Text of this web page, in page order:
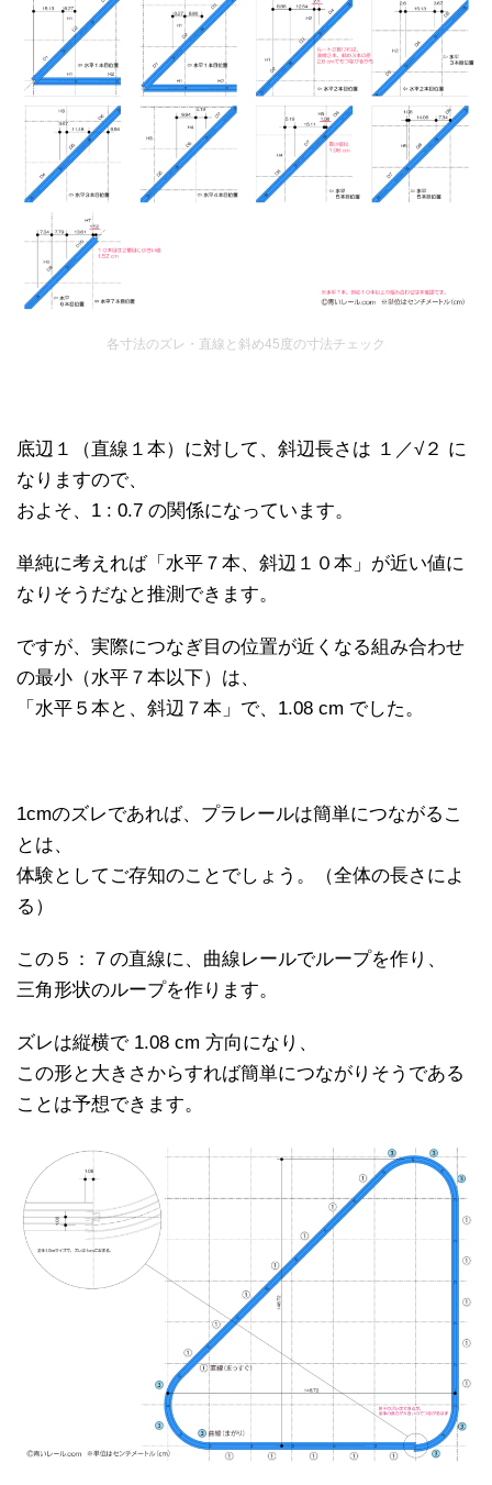
各寸法のズレ・直線と斜め45度の寸法チェック
底辺１（直線１本）に対して、斜辺長さは １／√２ に
なりますので、
およそ、1 : 0.7 の関係になっています。
単純に考えれば「水平７本、斜辺１０本」が近い値に
なりそうだなと推測できます。
ですが、実際につなぎ目の位置が近くなる組み合わせ
の最小（水平７本以下）は、
「水平５本と、斜辺７本」で、1.08 cm でした。
1cmのズレであれば、プラレールは簡単につながるこ
とは、
体験としてご存知のことでしょう。（全体の長さによ
る）
この５：７の直線に、曲線レールでループを作り、
三角形状のループを作ります。
ズレは縦横で 1.08 cm 方向になり、
この形と大きさからすれば簡単につながりそうである
ことは予想できます。